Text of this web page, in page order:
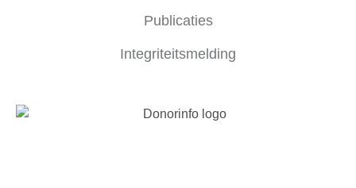
Publicaties
Integriteitsmelding